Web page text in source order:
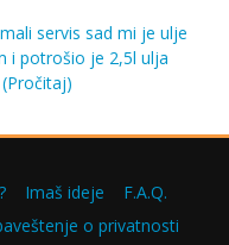
servis sad mi je ulje
i potrošio je 2,5l ulja
(Pročitaj)
Imaš ideje
F.A.Q.
o privatnosti